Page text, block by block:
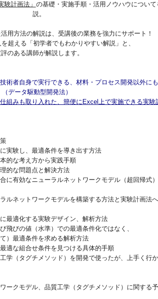
験計画法」 の基礎・実施手順・活用ノウハウについて
説。
用方法の解説は、受講後の業務を強力にサポート！
超える「初学者でもわかりやすい解説」と、
評のある講師が解説します。
術者自身で実行できる、材料・プロセス開発以外に
データ駆動型開発法）
組みも取り入れた、簡便にExcel上で実施できる実験
実験し、最適条件を導き出す方法
的な考え方から実践手順
的な問題点と解決方法
に有効なニューラルネットワークモデル（超回帰式
ルネットワークモデルを構築する方法と実験計画法
最適化する実験デザイン、解析方法
飛びの値（水準）での最適条件化ではなく、
）最適条件を求める解析方法
適な組合せ条件を見つける具体的手順
学（タグチメソッド）を開発で使ったが、上手く行
ークモデル、品質工学（タグチメソッド）に関する